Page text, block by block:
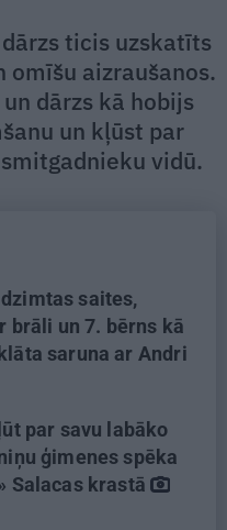
ticis uzskatīts
omīšu aizraušanos.
dārzs kā hobijs
un kļūst par
vidū.
saites,
brāli un 7. bērns kā
saruna ar Andri
par savu labāko
ģimenes spēka
Salacas krastā